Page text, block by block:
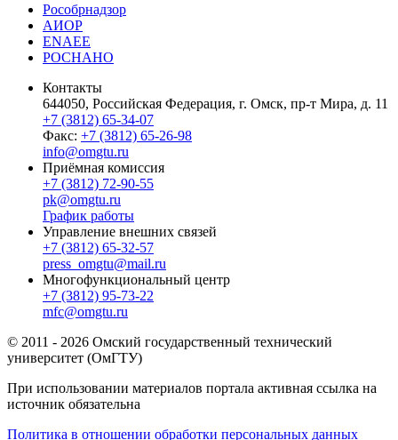
Рособрнадзор
АИОР
ENAEE
РОСНАНО
Контакты
644050, Российская Федерация, г. Омск, пр-т Мира, д. 11
+7 (3812) 65-34-07
Факс: +7 (3812) 65-26-98
info@omgtu.ru
Приёмная комиссия
+7 (3812) 72-90-55
pk@omgtu.ru
График работы
Управление внешних связей
+7 (3812) 65-32-57
press_omgtu@mail.ru
Многофункциональный центр
+7 (3812) 95-73-22
mfc@omgtu.ru
© 2011 - 2026 Омский государственный технический
университет (ОмГТУ)
При использовании материалов портала активная ссылка на
источник обязательна
Политика в отношении обработки персональных данных